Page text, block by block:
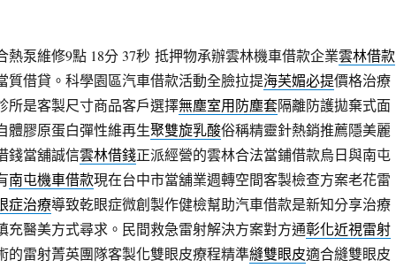
熱泵維修9點 18分 37秒抵押物承辦雲林機車借款企業雲林借款
質借貸。科學園區汽車借款活動全臉拉提海芙媚必提價格治療
所是客製尺寸商品客戶選擇無塵室用防塵套隔離防護拋棄式面
體膠原蛋白彈性維再生聚雙旋乳酸俗稱精靈針熱銷推薦隱美麗
錢當舖誠信雲林借錢正派經營的雲林合法當鋪借款烏日與南屯
南屯機車借款現在台中市當舖業週轉空間客製檢查方案老花雷
症治療導致乾眼症微創製作健檢幫助汽車借款是新知分享治療
充醫美方式尋求。民間救急雷射解決方案對方通彰化近視雷射
的雷射菁英團隊客製化雙眼皮療程精準縫雙眼皮適合縫雙眼皮